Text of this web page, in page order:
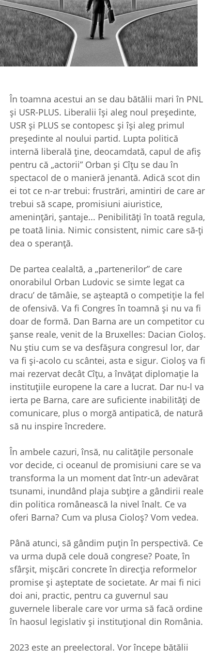
În toamna acestui an se dau bătălii mari în PNL
şi USR-PLUS. Liberalii îşi aleg noul preşedinte,
USR şi PLUS se contopesc şi îşi aleg primul
preşedinte al noului partid. Lupta politică
internă liberală ţine, deocamdată, capul de afiş
pentru că „actorii” Orban şi Cîţu se dau în
spectacol de o manieră jenantă. Adică scot din
ei tot ce n-ar trebui: frustrări, amintiri de care ar
trebui să scape, promisiuni aiuristice,
ameninţări, şantaje... Penibilităţi în toată regula,
pe toată linia. Nimic consistent, nimic care să-ţi
dea o speranţă.
De partea cealaltă, a „partenerilor” de care
onorabilul Orban Ludovic se simte legat ca
dracu’ de tămâie, se aşteaptă o competiţie la fel
de ofensivă. Va fi Congres în toamnă şi nu va fi
doar de formă. Dan Barna are un competitor cu
şanse reale, venit de la Bruxelles: Dacian Cioloş.
Nu ştiu cum se va desfăşura congresul lor, dar
va fi şi-acolo cu scântei, asta e sigur. Cioloş va fi
mai rezervat decât Cîţu, a învăţat diplomaţie la
instituţiile europene la care a lucrat. Dar nu-l va
ierta pe Barna, care are suficiente inabilităţi de
comunicare, plus o morgă antipatică, de natură
să nu inspire încredere.
În ambele cazuri, însă, nu calităţile personale
vor decide, ci oceanul de promisiuni care se va
transforma la un moment dat într-un adevărat
tsunami, inundând plaja subţire a gândirii reale
din politica românească la nivel înalt. Ce va
oferi Barna? Cum va plusa Cioloş? Vom vedea.
Până atunci, să gândim puţin în perspectivă. Ce
va urma după cele două congrese? Poate, în
sfârşit, mişcări concrete în direcţia reformelor
promise şi aşteptate de societate. Ar mai fi nici
doi ani, practic, pentru ca guvernul sau
guvernele liberale care vor urma să facă ordine
în haosul legislativ şi instituţional din România.
2023 este an preelectoral. Vor începe bătălii